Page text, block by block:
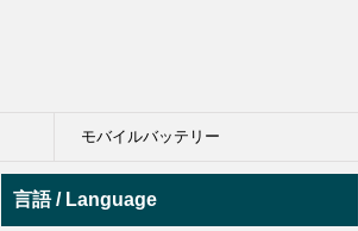
モバイルバッテリー
言語 / Language